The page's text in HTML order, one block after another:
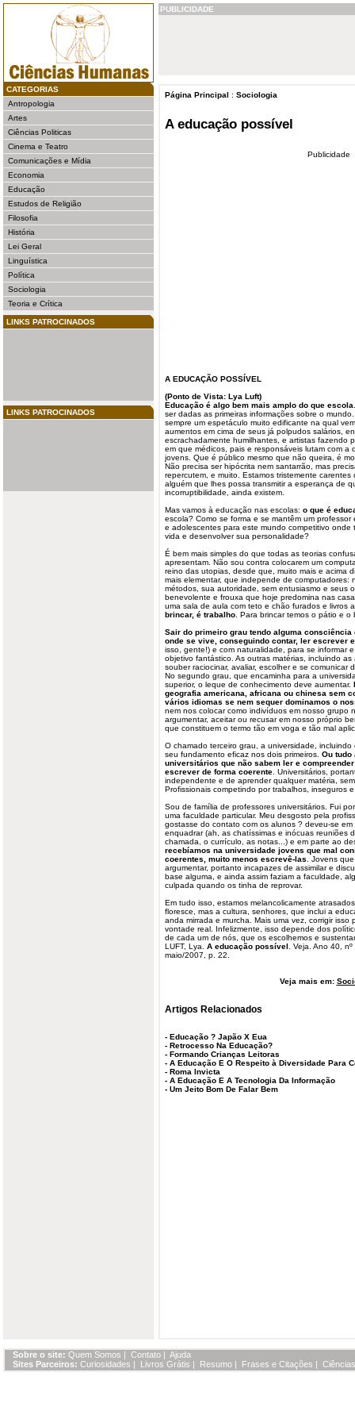
CATEGORIAS
Antropologia
Artes
Ciências Politicas
Cinema e Teatro
Comunicações e Mídia
Economia
Educação
Estudos de Religião
Filosofia
História
Lei Geral
Linguística
Política
Sociologia
Teoria e Crítica
LINKS PATROCINADOS
LINKS PATROCINADOS
PUBLICIDADE
Página Principal : Sociologia
A educação possível
Publicidade
A EDUCAÇÃO POSSÍVEL
(Ponto de Vista: Lya Luft)
Educação é algo bem mais amplo do que escola
ser dadas as primeiras informações sobre o
sempre um espetáculo muito edificante na qual
aumentos em cima de seus já polpudos salários,
escrachadamente humilhantes, e artistas fazendo
em que médicos, pais e responsáveis lutam com a
jovens. Que é público mesmo que não queira, é
Não precisa ser hipócrita nem santarrão, mas
repercutem, e muito. Estamos tristemente
alguém que lhes possa transmitir a esperança de
incorruptibilidade, ainda existem.
Mas vamos à educação nas escolas: o que é
escola? Como se forma e se mantêm um
e adolescentes para este mundo competitivo onde
vida e desenvolver sua personalidade?
É bem mais simples do que todas as teorias
apresentam. Não sou contra colocarem um
reino das utopias, desde que, muito mais e acima
mais elementar, que independe de computadores:
métodos, sua autoridade, sem entusiasmo e seus
benevolente e frouxa que hoje predomina nas
uma sala de aula com teto e chão furados e livros
brincar, é trabalho . Para brincar temos o pátio e
Sair do primeiro grau tendo alguma
onde se vive, conseguindo contar, ler escrever
isso, gente!) e com naturalidade, para se informar
objetivo fantástico. As outras matérias, incluindo
souber raciocinar, avaliar, escolher e se comunicar
No segundo grau, que encaminha para a
superior, o leque de conhecimento deve aumentar.
geografia americana, africana ou chinesa sem
vários idiomas se nem sequer dominamos o
nem nos colocar como indivíduos em nosso grupo
argumentar, aceitar ou recusar em nosso próprio
que constituem o termo tão em voga e tão mal
O chamado terceiro grau, a universidade,
seu fundamento eficaz nos dois primeiros. Ou tudo
universitários que não sabem ler e
escrever de forma coerente . Universitários,
independente e de aprender qualquer matéria,
Profissionais competindo por trabalhos, inseguros
Sou de família de professores universitários. Fui
uma faculdade particular. Meu desgosto pela
gostasse do contato com os alunos ? deveu-se
enquadrar (ah, as chatíssimas e inócuas reuniões
chamada, o currículo, as notas...) e em parte ao
recebíamos na universidade jovens que mal
coerentes, muito menos escrevê-las . Jovens
argumentar, portanto incapazes de assimilar e
base alguma, e ainda assim faziam a faculdade,
culpada quando os tinha de reprovar.
Em tudo isso, estamos melancolicamente
floresce, mas a cultura, senhores, que inclui a
anda mirrada e murcha. Mais uma vez, corrigir isso
vontade real. Infelizmente, isso depende dos
de cada um de nós, que os escolhemos e
LUFT, Lya. A educação possível . Veja. Ano 40,
maio/2007, p. 22.
Veja mais em:
Artigos Relacionados
- Educação ? Japão X Eua
- Retrocesso Na Educação?
- Formando Crianças Leitoras
- A Educação E O Respeito à Diversidade Para
- Roma Invicta
- A Educação E A Tecnologia Da Informação
- Um Jeito Bom De Falar Bem
Sobre o site: Quem Somos | Contato | Ajuda
Sites Parceiros: Curiosidades | Livros Grátis | Resumo | Frases e Citações |